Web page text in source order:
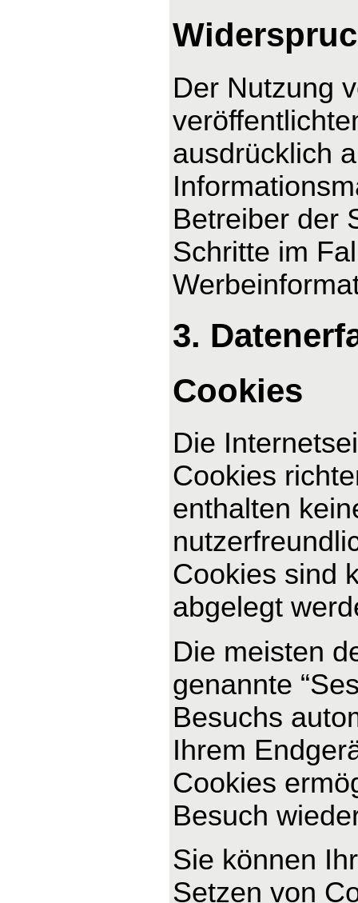
Der Nutzung
ausdrücklich
Betreiber der
Schritte im
3.
Cookies
Die
Cookies
enthalten
Cookies sind
abgelegt
Die meisten
genannte
Besuchs
Ihrem
Cookies
Besuch
Sie können
Setzen von